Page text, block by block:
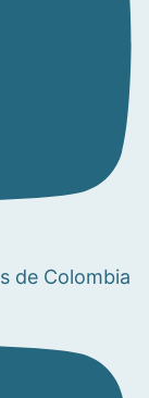
de Colombia